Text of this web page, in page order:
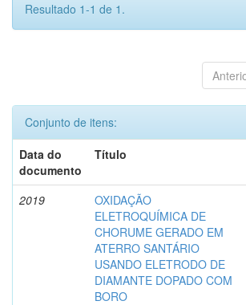
Resultado 1-1 de 1.
Conjunto de itens:
Data do
documento
Título
2019
OXIDAÇÃO
ELETROQUÍMICA DE
CHORUME GERADO EM
ATERRO SANTÁRIO
USANDO ELETRODO DE
DIAMANTE DOPADO COM
BORO